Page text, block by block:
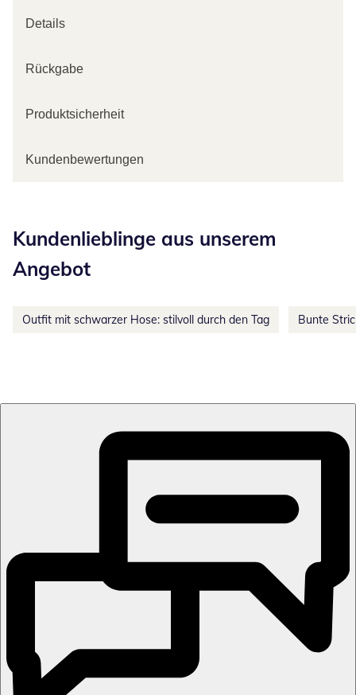
Details
Rückgabe
Produktsicherheit
Kundenbewertungen
Kundenlieblinge aus unserem
Angebot
Outfit mit schwarzer Hose: stilvoll durch den Tag Bunte